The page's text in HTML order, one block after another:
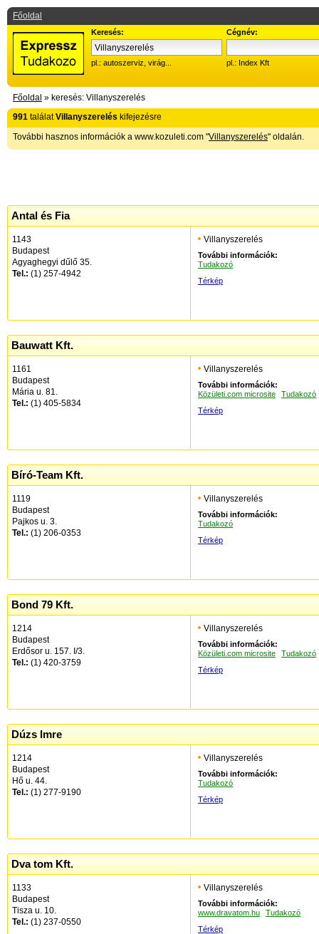
Főoldal
Keresés:
pl.: autoszerviz, virág...
Cégnév:
pl.: Index Kft
Főoldal » keresés: Villanyszerelés
991 találatVillanyszerelés kifejezésre
További hasznos információk a www.kozuleti.com "Villanyszerelés" oldalán.
Antal és Fia
1143
Budapest
Agyaghegyi dűlő 35.
Tel.: (1) 257-4942
Villanyszerelés
További információk:
Tudakozó
Térkép
Bauwatt Kft.
1161
Budapest
Mária u. 81.
Tel.: (1) 405-5834
Villanyszerelés
További információk:
Közületi.com microsite
Tudakozó
Térkép
Bíró-Team Kft.
1119
Budapest
Pajkos u. 3.
Tel.: (1) 206-0353
Villanyszerelés
További információk:
Tudakozó
Térkép
Bond 79 Kft.
1214
Budapest
Erdősor u. 157. I/3.
Tel.: (1) 420-3759
Villanyszerelés
További információk:
Közületi.com microsite
Tudakozó
Térkép
Dúzs Imre
1214
Budapest
Hő u. 44.
Tel.: (1) 277-9190
Villanyszerelés
További információk:
Tudakozó
Térkép
Dva tom Kft.
1133
Budapest
Tisza u. 10.
Tel.: (1) 237-0550
Villanyszerelés
További információk:
www.dravatom.hu
Tudakozó
Térkép